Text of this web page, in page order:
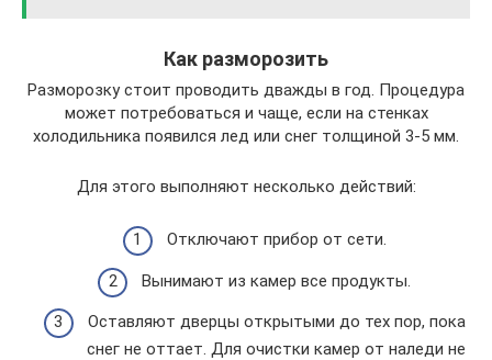
Как разморозить
Разморозку стоит проводить дважды в год. Процедура
может потребоваться и чаще, если на стенках
холодильника появился лед или снег толщиной 3-5 мм.
Для этого выполняют несколько действий:
Отключают прибор от сети.
Вынимают из камер все продукты.
Оставляют дверцы открытыми до тех пор, пока
снег не оттает. Для очистки камер от наледи не